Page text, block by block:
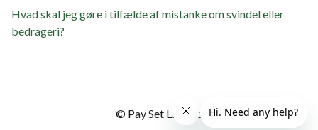
Hvad skal jeg gøre i tilfælde af mistanke om svindel eller
bedrageri?
© Pay Set Limited